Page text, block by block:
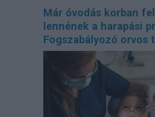
Már óvodás korban
lennének a harapási
Fogszabályozó orvos